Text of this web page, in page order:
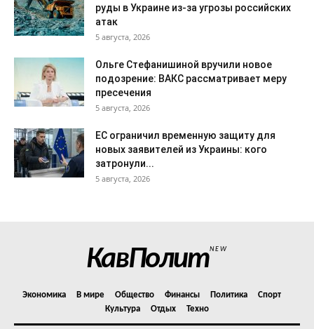
руды в Украине из-за угрозы российских
атак
5 августа, 2026
Ольге Стефанишиной вручили новое
подозрение: ВАКС рассматривает меру
пресечения
5 августа, 2026
ЕС ограничил временную защиту для
новых заявителей из Украины: кого
затронули...
5 августа, 2026
КавПолитNEW
Экономика В мире Общество Финансы Политика
Спорт
Культура
Отдых Техно